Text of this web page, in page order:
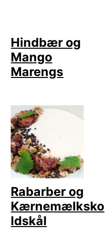
Hindbær og
Mango
Marengs
Rabarber og
Kærnemælksko
ldskål